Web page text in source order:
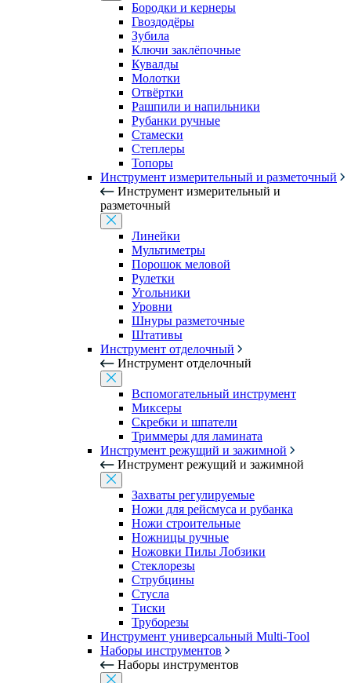
Бородки и кернеры
Гвоздодёры
Зубила
Ключи заклёпочные
Кувалды
Молотки
Отвёртки
Рашпили и напильники
Рубанки ручные
Стамески
Степлеры
Топоры
Инструмент измерительный и разметочный
Инструмент измерительный и
разметочный
Линейки
Мультиметры
Порошок меловой
Рулетки
Угольники
Уровни
Шнуры разметочные
Штативы
Инструмент отделочный
Инструмент отделочный
Вспомогательный инструмент
Миксеры
Скребки и шпатели
Триммеры для ламината
Инструмент режущий и зажимной
Инструмент режущий и зажимной
Захваты регулируемые
Ножи для рейсмуса и рубанка
Ножи строительные
Ножницы ручные
Ножовки Пилы Лобзики
Стеклорезы
Струбцины
Стусла
Тиски
Труборезы
Инструмент универсальный Multi-Tool
Наборы инструментов
Наборы инструментов